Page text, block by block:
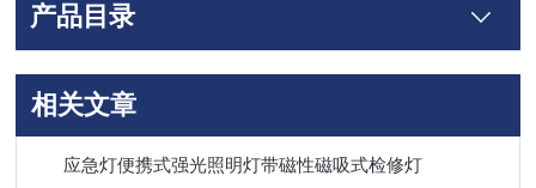
产品目录
相关文章
应急灯便携式强光照明灯带磁性磁吸式检修灯